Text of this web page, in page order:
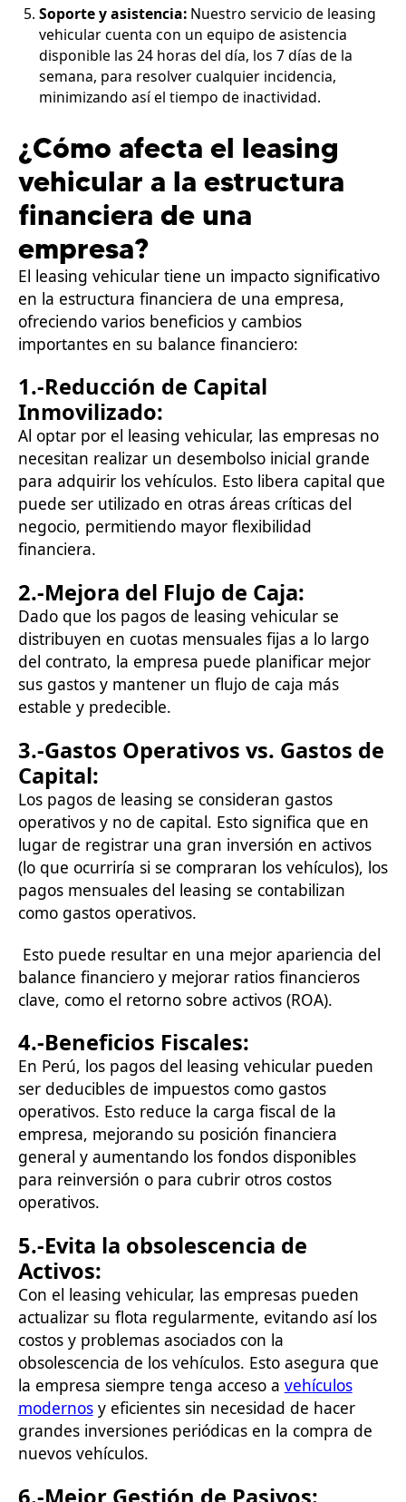
Soporte y asistencia: Nuestro servicio de leasing
vehicular cuenta con un equipo de asistencia
disponible las 24 horas del día, los 7 días de la
semana, para resolver cualquier incidencia,
minimizando así el tiempo de inactividad.
¿Cómo afecta el leasing
vehicular a la estructura
financiera de una
empresa?
El leasing vehicular tiene un impacto significativo
en la estructura financiera de una empresa,
ofreciendo varios beneficios y cambios
importantes en su balance financiero:
1.-Reducción de Capital
Inmovilizado:
Al optar por el leasing vehicular, las empresas no
necesitan realizar un desembolso inicial grande
para adquirir los vehículos. Esto libera capital que
puede ser utilizado en otras áreas críticas del
negocio, permitiendo mayor flexibilidad
financiera.
2.-Mejora del Flujo de Caja:
Dado que los pagos de leasing vehicular se
distribuyen en cuotas mensuales fijas a lo largo
del contrato, la empresa puede planificar mejor
sus gastos y mantener un flujo de caja más
estable y predecible.
3.-Gastos Operativos vs. Gastos de
Capital:
Los pagos de leasing se consideran gastos
operativos y no de capital. Esto significa que en
lugar de registrar una gran inversión en activos
(lo que ocurriría si se compraran los vehículos), los
pagos mensuales del leasing se contabilizan
como gastos operativos.
Esto puede resultar en una mejor apariencia del
balance financiero y mejorar ratios financieros
clave, como el retorno sobre activos (ROA).
4.-Beneficios Fiscales:
En Perú, los pagos del leasing vehicular pueden
ser deducibles de impuestos como gastos
operativos. Esto reduce la carga fiscal de la
empresa, mejorando su posición financiera
general y aumentando los fondos disponibles
para reinversión o para cubrir otros costos
operativos.
5.-Evita la obsolescencia de
Activos:
Con el leasing vehicular, las empresas pueden
actualizar su flota regularmente, evitando así los
costos y problemas asociados con la
obsolescencia de los vehículos. Esto asegura que
la empresa siempre tenga acceso a vehículos
modernosy eficientes sin necesidad de hacer
grandes inversiones periódicas en la compra de
nuevos vehículos.